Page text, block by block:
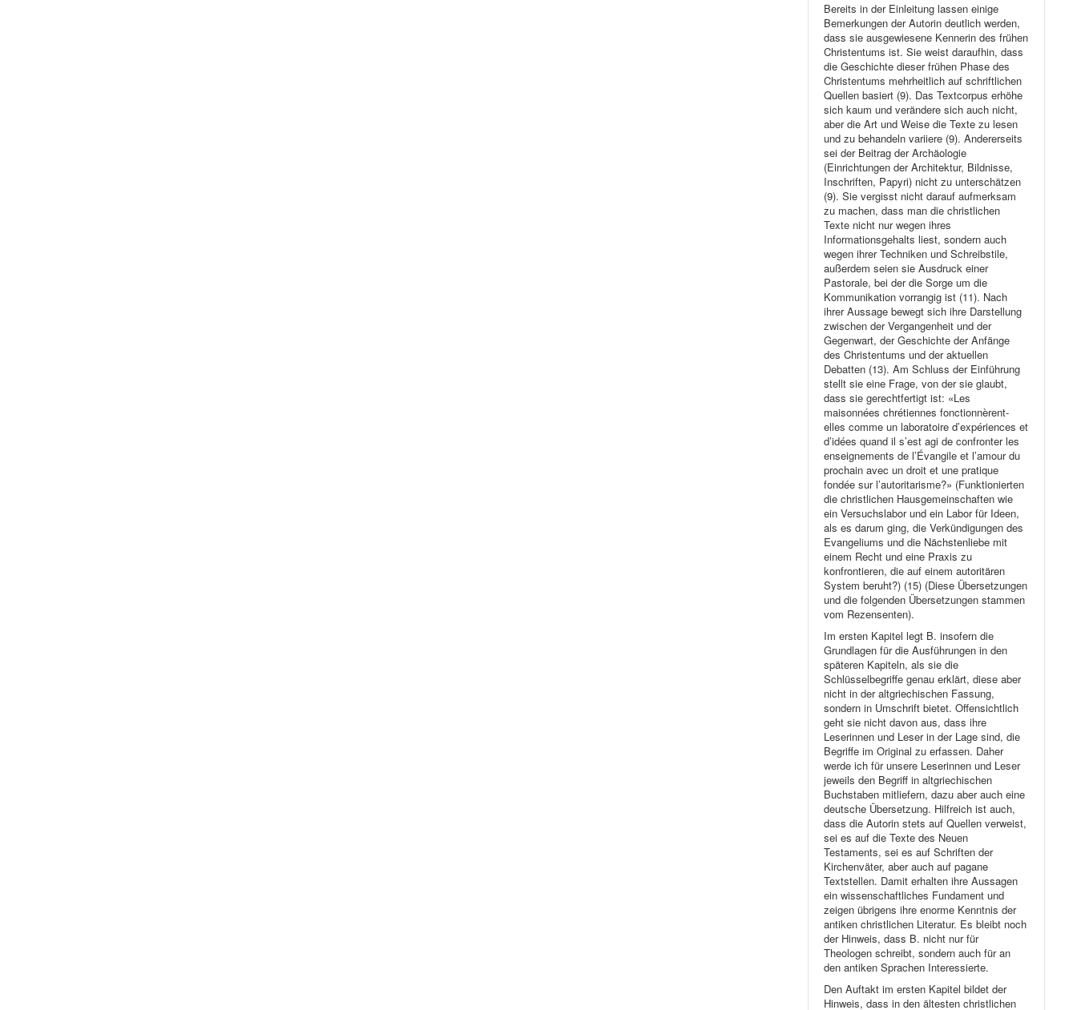
Bereits in der Einleitung lassen einige
Bemerkungen der Autorin deutlich werden,
dass sie ausgewiesene Kennerin des frühen
Christentums ist. Sie weist daraufhin, dass
die Geschichte dieser frühen Phase des
Christentums mehrheitlich auf schriftlichen
Quellen basiert (9). Das Textcorpus erhöhe
sich kaum und verändere sich auch nicht,
aber die Art und Weise die Texte zu lesen
und zu behandeln variiere (9). Andererseits
sei der Beitrag der Archäologie
(Einrichtungen der Architektur, Bildnisse,
Inschriften, Papyri) nicht zu unterschätzen
(9). Sie vergisst nicht darauf aufmerksam
zu machen, dass man die christlichen
Texte nicht nur wegen ihres
Informationsgehalts liest, sondern auch
wegen ihrer Techniken und Schreibstile,
außerdem seien sie Ausdruck einer
Pastorale, bei der die Sorge um die
Kommunikation vorrangig ist (11). Nach
ihrer Aussage bewegt sich ihre Darstellung
zwischen der Vergangenheit und der
Gegenwart, der Geschichte der Anfänge
des Christentums und der aktuellen
Debatten (13). Am Schluss der Einführung
stellt sie eine Frage, von der sie glaubt,
dass sie gerechtfertigt ist: «Les
maisonnées chrétiennes fonctionnèrent-
elles comme un laboratoire d’expériences et
d’idées quand il s’est agi de confronter les
enseignements de l’Évangile et l’amour du
prochain avec un droit et une pratique
fondée sur l’autoritarisme?» (Funktionierten
die christlichen Hausgemeinschaften wie
ein Versuchslabor und ein Labor für Ideen,
als es darum ging, die Verkündigungen des
Evangeliums und die Nächstenliebe mit
einem Recht und eine Praxis zu
konfrontieren, die auf einem autoritären
System beruht?) (15) (Diese Übersetzungen
und die folgenden Übersetzungen stammen
vom Rezensenten).
Im ersten Kapitel legt B. insofern die
Grundlagen für die Ausführungen in den
späteren Kapiteln, als sie die
Schlüsselbegriffe genau erklärt, diese aber
nicht in der altgriechischen Fassung,
sondern in Umschrift bietet. Offensichtlich
geht sie nicht davon aus, dass ihre
Leserinnen und Leser in der Lage sind, die
Begriffe im Original zu erfassen. Daher
werde ich für unsere Leserinnen und Leser
jeweils den Begriff in altgriechischen
Buchstaben mitliefern, dazu aber auch eine
deutsche Übersetzung. Hilfreich ist auch,
dass die Autorin stets auf Quellen verweist,
sei es auf die Texte des Neuen
Testaments, sei es auf Schriften der
Kirchenväter, aber auch auf pagane
Textstellen. Damit erhalten ihre Aussagen
ein wissenschaftliches Fundament und
zeigen übrigens ihre enorme Kenntnis der
antiken christlichen Literatur. Es bleibt noch
der Hinweis, dass B. nicht nur für
Theologen schreibt, sondern auch für an
den antiken Sprachen Interessierte.
Den Auftakt im ersten Kapitel bildet der
Hinweis, dass in den ältesten christlichen